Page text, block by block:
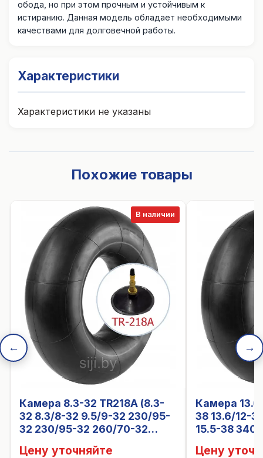
обода, но при этом прочным и устойчивым к
истиранию. Данная модель обладает необходимыми
качествами для долговечной работы.
Характеристики
Характеристики не указаны
Похожие товары
←
В наличии
Камера 8.3-32 TR218A (8.3-
32 8.3/8-32 9.5/9-32 230/95-
32 230/95-32 260/70-32
Цену уточняйте
Камера 13.6-38 TR218A (13.6-
38 13.6/12-
15.5-38
Цену
→